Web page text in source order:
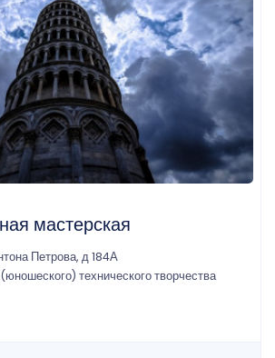
мастерская
Петрова, д 184А
технического творчества